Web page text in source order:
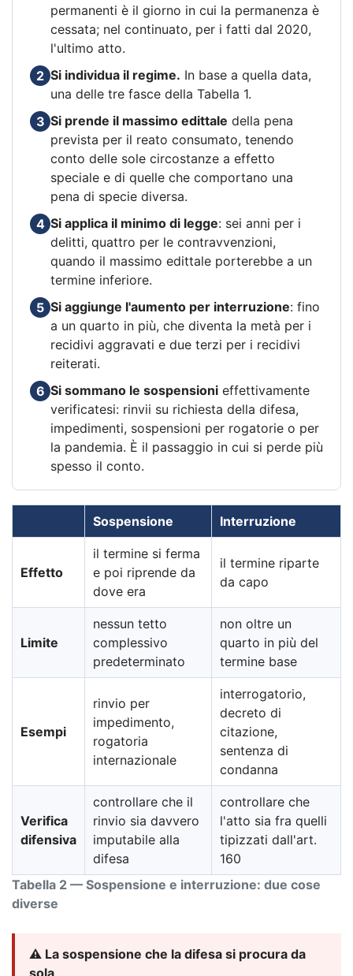
permanenti è il giorno in cui la permanenza è
cessata; nel continuato, per i fatti dal 2020,
l'ultimo atto.
2 Si individua il regime. In base a quella data,
una delle tre fasce della Tabella 1.
3 Si prende il massimo edittale della pena
prevista per il reato consumato, tenendo
conto delle sole circostanze a effetto
speciale e di quelle che comportano una
pena di specie diversa.
4 Si applica il minimo di legge: sei anni per i
delitti, quattro per le contravvenzioni,
quando il massimo edittale porterebbe a un
termine inferiore.
5 Si aggiunge l'aumento per interruzione: fino
a un quarto in più, che diventa la metà per i
recidivi aggravati e due terzi per i recidivi
reiterati.
6 Si sommano le sospensioni effettivamente
verificatesi: rinvii su richiesta della difesa,
impedimenti, sospensioni per rogatorie o per
la pandemia. È il passaggio in cui si perde più
spesso il conto.
Tabella 2 — Sospensione e interruzione: due cose
diverse
Sospensione Interruzione
Effetto
il termine si ferma
e poi riprende da
dove era
il termine riparte
da capo
Limite
nessun tetto
complessivo
predeterminato
non oltre un
quarto in più del
termine base
Esempi
rinvio per
impedimento,
rogatoria
internazionale
interrogatorio,
decreto di
citazione,
sentenza di
condanna
Verifica
difensiva
controllare che il
rinvio sia davvero
imputabile alla
difesa
controllare che
l'atto sia fra quelli
tipizzati dall'art.
160
⚠️ La sospensione che la difesa si procura da
sola